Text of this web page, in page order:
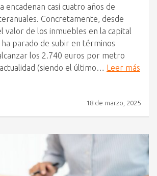
encadenan casi cuatro años de
Concretamente, desde
valor de los inmuebles en la capital
parado de subir en términos
los 2.740 euros por metro
(siendo el último… Leer más
18 de marzo, 2025